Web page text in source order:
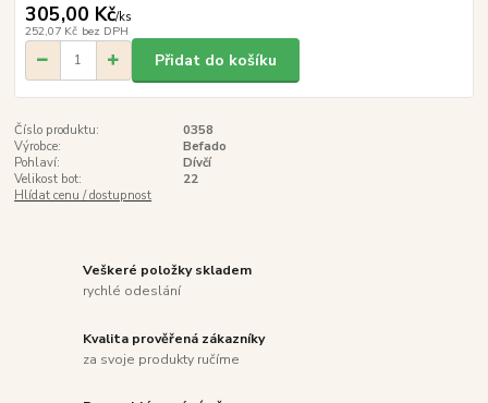
305,00 Kč/ks
252,07 Kč bez DPH
Přidat do košíku
Číslo produktu:
0358
Výrobce:
Befado
Pohlaví:
Dívčí
Velikost bot:
22
Hlídat cenu / dostupnost
Veškeré položky skladem
rychlé odeslání
Kvalita prověřená zákazníky
za svoje produkty ručíme